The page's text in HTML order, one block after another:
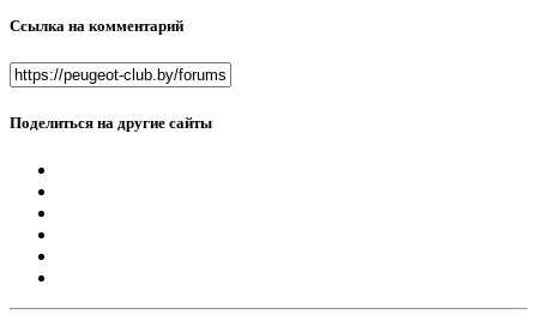
Ссылка на комментарий
Поделиться на другие сайты